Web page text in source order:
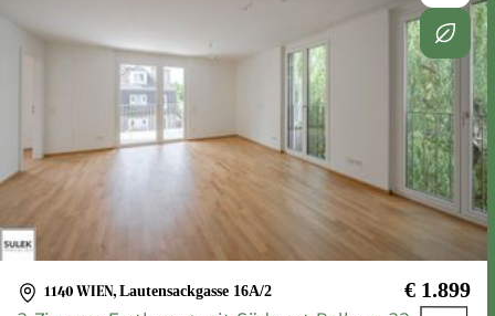
1140 WIEN, Lautensackgasse 16A/2 € 1.899